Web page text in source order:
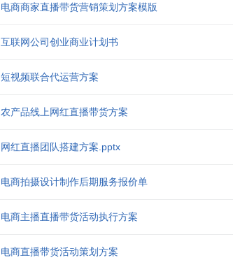
电商商家直播带货营销策划方案模版
互联网公司创业商业计划书
短视频联合代运营方案
农产品线上网红直播带货方案
网红直播团队搭建方案.pptx
电商拍摄设计制作后期服务报价单
电商主播直播带货活动执行方案
电商直播带货活动策划方案